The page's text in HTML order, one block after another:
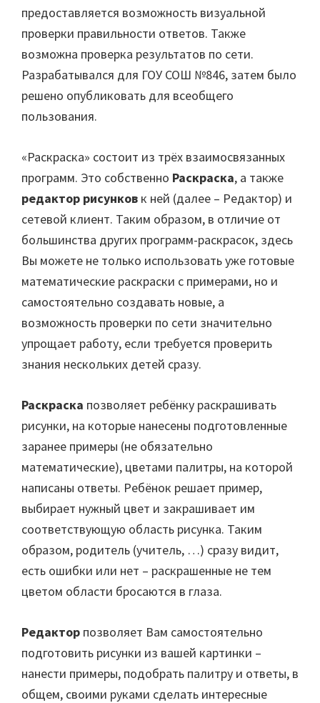
предоставляется возможность визуальной
проверки правильности ответов. Также
возможна проверка результатов по сети.
Разрабатывался для ГОУ СОШ №846, затем было
решено опубликовать для всеобщего
пользования.
«Раскраска» состоит из трёх взаимосвязанных
программ. Это собственно Раскраска, а также
редактор рисунков к ней (далее – Редактор) и
сетевой клиент. Таким образом, в отличие от
большинства других программ-раскрасок, здесь
Вы можете не только использовать уже готовые
математические раскраски с примерами, но и
самостоятельно создавать новые, а
возможность проверки по сети значительно
упрощает работу, если требуется проверить
знания нескольких детей сразу.
Раскраска позволяет ребёнку раскрашивать
рисунки, на которые нанесены подготовленные
заранее примеры (не обязательно
математические), цветами палитры, на которой
написаны ответы. Ребёнок решает пример,
выбирает нужный цвет и закрашивает им
соответствующую область рисунка. Таким
образом, родитель (учитель, …) сразу видит,
есть ошибки или нет – раскрашенные не тем
цветом области бросаются в глаза.
Редактор позволяет Вам самостоятельно
подготовить рисунки из вашей картинки –
нанести примеры, подобрать палитру и ответы, в
общем, своими руками сделать интересные